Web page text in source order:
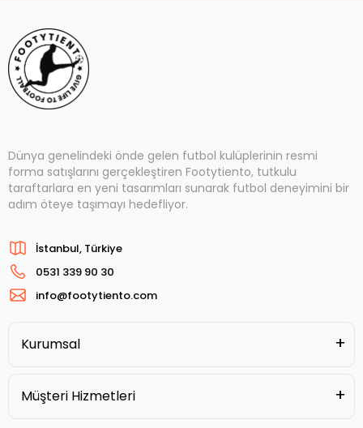
Dünya genelindeki önde gelen futbol kulüplerinin resmi
forma satışlarını gerçekleştiren Footytiento, tutkulu
taraftarlara en yeni tasarımları sunarak futbol deneyimini bir
adım öteye taşımayı hedefliyor.
İstanbul, Türkiye
0531 339 90 30
info@footytiento.com
Kurumsal
Müşteri Hizmetleri